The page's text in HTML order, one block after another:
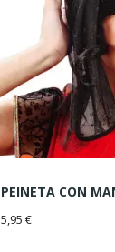
PEINETA CON
5,95 €